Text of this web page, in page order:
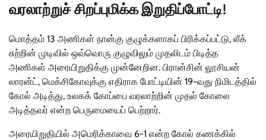
வரலாற்றுச் சிறப்புமிக்க இறுதிப்போட்டி!
மொத்தம் 13 அணிகள் நான்கு குழுக்களாகப் பிரிக்கப்பட்டு, லீக்
சுற்றின் முடிவில் ஒவ்வொரு குழுவிலும் முதலிடம் பிடித்த
அணிகள் அரையிறுதிக்கு முன்னேறின. பிரான்சின் லூசியன்
லாரன்ட், மெக்சிகோவுக்கு எதிராக போட்டியின் 19-வது நிமிடத்தில்
கோல் அடித்து, உலகக் கோப்பை வரலாற்றின் முதல் கோலை
அடித்தவர் என்ற பெருமையைப் பெற்றார்.
அரையிறுதியில் அமெரிக்காவை 6-1 என்ற கோல் கணக்கில்